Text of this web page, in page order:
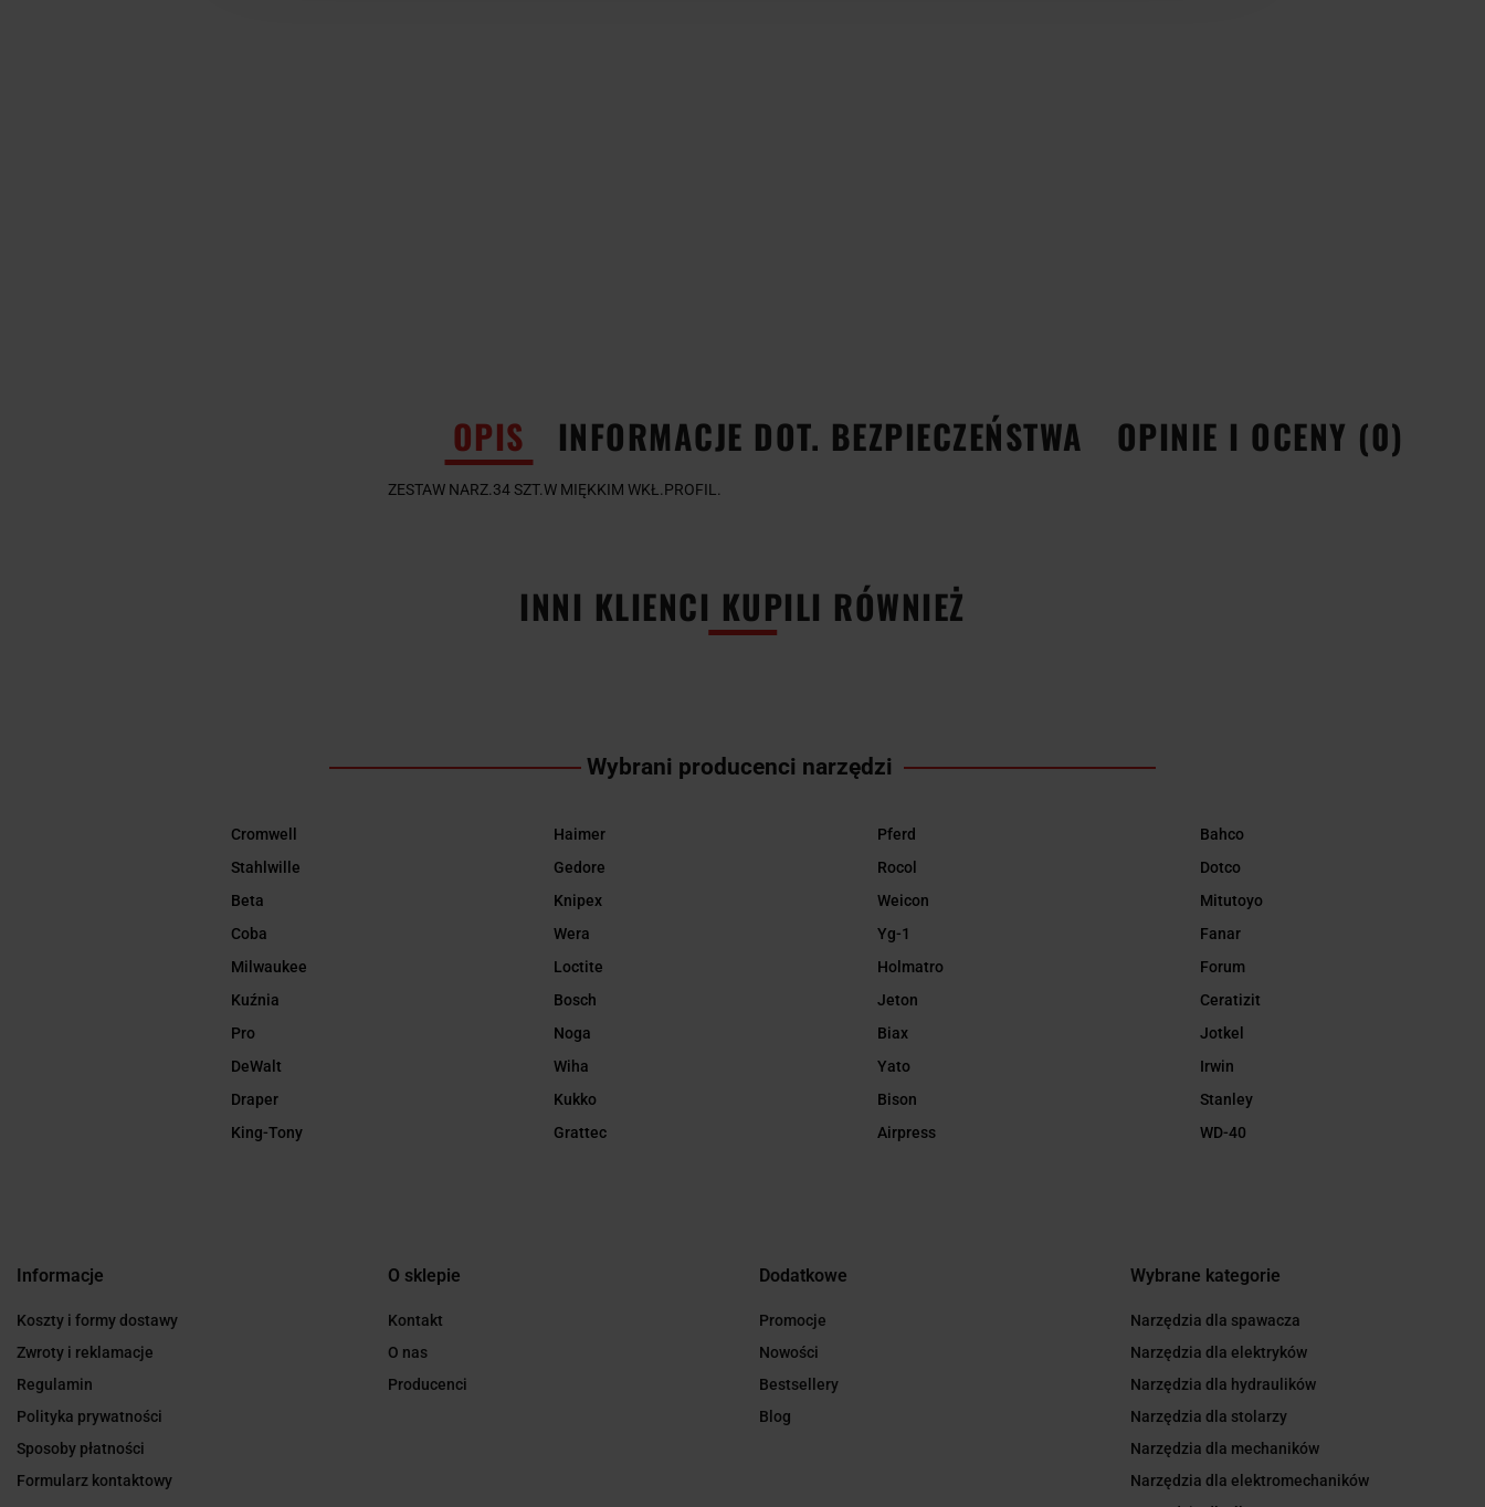
OPIS INFORMACJE DOT. BEZPIECZEŃSTWA OPINIE I OCENY (0)
ZESTAW NARZ.34 SZT.W MIĘKKIM WKŁ.PROFIL.
INNI KLIENCI KUPILI RÓWNIEŻ
Wybrani producenci narzędzi
Cromwell
Stahlwille
Beta
Coba
Milwaukee
Kuźnia
Pro
DeWalt
Draper
King-Tony
Haimer
Gedore
Knipex
Wera
Loctite
Bosch
Noga
Wiha
Kukko
Grattec
Pferd
Rocol
Weicon
Yg-1
Holmatro
Jeton
Biax
Yato
Bison
Airpress
Bahco
Dotco
Mitutoyo
Fanar
Forum
Ceratizit
Jotkel
Irwin
Stanley
WD-40
Informacje
Koszty i formy dostawy
Zwroty i reklamacje
Regulamin
Polityka prywatności
Sposoby płatności
Formularz kontaktowy
O sklepie
Kontakt
O nas
Producenci
Dodatkowe
Promocje
Nowości
Bestsellery
Blog
Wybrane kategorie
Narzędzia dla spawacza
Narzędzia dla elektryków
Narzędzia dla hydraulików
Narzędzia dla stolarzy
Narzędzia dla mechaników
Narzędzia dla elektromechaników